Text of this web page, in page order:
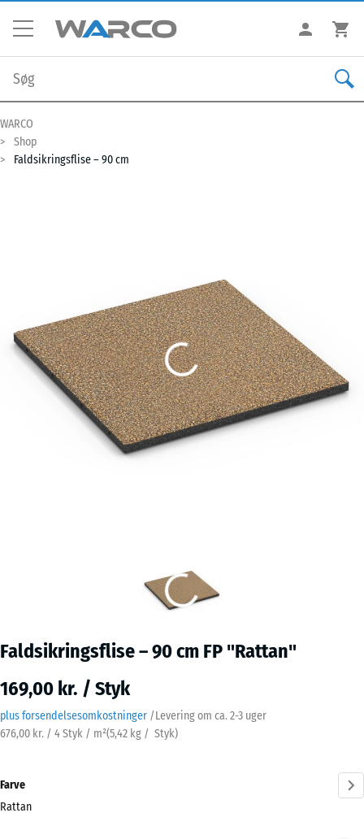
WARCO
Shop
Faldsikringsflise – 90 cm
Faldsikringsflise – 90 cm FP "Rattan"
169,00 kr. / Styk
plus forsendelsesomkostninger /Levering om ca. 2-3 uger
676,00 kr. / 4 Styk / m²(5,42 kg / Styk)
Farve
Rattan